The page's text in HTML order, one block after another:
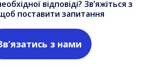
відповіді? Зв’яжіться з
поставити запитання
з нами